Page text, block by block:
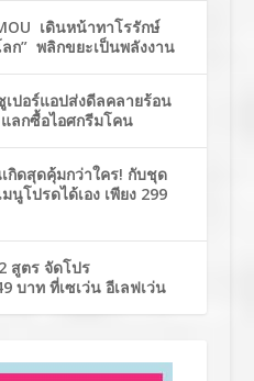
เดินหน้าทาโรรักษ์
ก” พลิกขยะเป็นพลังงาน
ปอร์แอปส่งดีลคลายร้อน
ลกซื้อไอศกรีมโคน
ดสุดคุ้มกว่าใคร! กับชุด
นูโปรดได้เอง เพียง 299
สูตร จัดโปร
บาท ที่เซเว่น อีเลฟเว่น